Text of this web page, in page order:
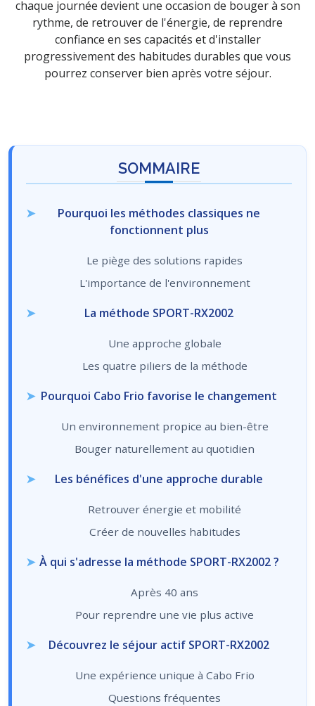
chaque journée devient une occasion de bouger à son
rythme, de retrouver de l'énergie, de reprendre
confiance en ses capacités et d'installer
progressivement des habitudes durables que vous
pourrez conserver bien après votre séjour.
SOMMAIRE
Pourquoi les méthodes classiques ne
fonctionnent plus
Le piège des solutions rapides
L'importance de l'environnement
La méthode SPORT-RX2002
Une approche globale
Les quatre piliers de la méthode
Pourquoi Cabo Frio favorise le changement
Un environnement propice au bien-être
Bouger naturellement au quotidien
Les bénéfices d'une approche durable
Retrouver énergie et mobilité
Créer de nouvelles habitudes
À qui s'adresse la méthode SPORT-RX2002 ?
Après 40 ans
Pour reprendre une vie plus active
Découvrez le séjour actif SPORT-RX2002
Une expérience unique à Cabo Frio
Questions fréquentes